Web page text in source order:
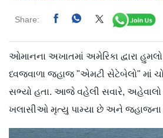
Share:
ઓમાનના અખાતમાં અમેરિકા દ્વારા
ધ્વજવાળા જહાજ "એમટી સેટેબેલો" માં
સભ્યો હતા. આજે વહેલી સવારે,
ખલાસીઓ મૃત્યુ પામ્યા છે અને